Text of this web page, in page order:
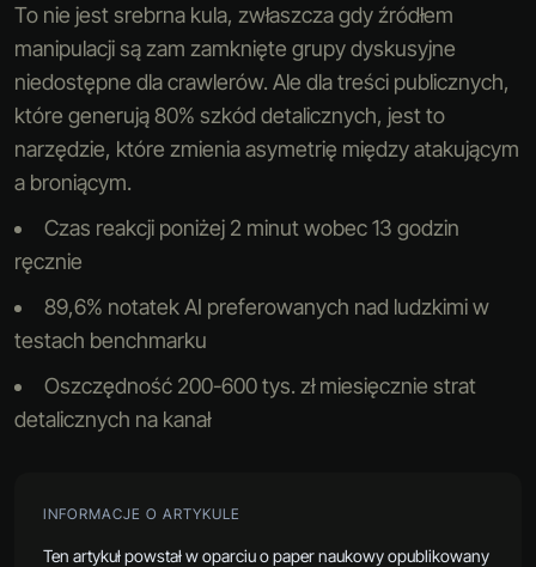
To nie jest srebrna kula, zwłaszcza gdy źródłem
manipulacji są zam zamknięte grupy dyskusyjne
niedostępne dla crawlerów. Ale dla treści publicznych,
które generują 80% szkód detalicznych, jest to
narzędzie, które zmienia asymetrię między atakującym
a broniącym.
Czas reakcji poniżej 2 minut wobec 13 godzin
ręcznie
89,6% notatek AI preferowanych nad ludzkimi w
testach benchmarku
Oszczędność 200-600 tys. zł miesięcznie strat
detalicznych na kanał
INFORMACJE O ARTYKULE
Ten artykuł powstał w oparciu o paper naukowy opublikowany